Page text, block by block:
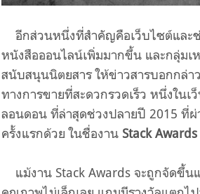
อีกส่วนหนึ่งที่สำคัญคือเว็บไซต์และช่
หนังสือออนไลน์เพิ่มมากขึ้น และกลุ่ม
สนับสนุนนิตยสาร ให้ข่าวสารบอกกล่า
ทางการขายที่สะดวกรวดเร็ว หนึ่งใน
ลอนดอน ที่ล่าสุดช่วงปลายปี 2015 ที่ผ่
ครั้งแรกด้วย ในชื่องานStack Awards
แม้งาน Stack Awards จะถูกจัดขึ้น